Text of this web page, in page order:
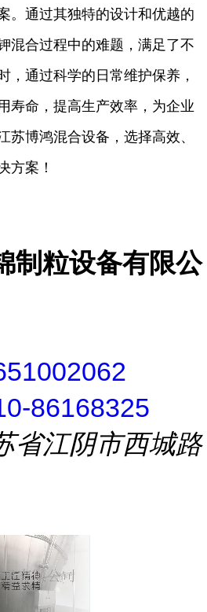
。通过其独特的设计和优越的
混合过程中的难题，满足了不
，通过科学的日常维护保养，
寿命，提高生产效率，为企业
苏博鸿混合设备，选择高效、
方案！
制粒设备有限公
86168325
省江阴市西城路